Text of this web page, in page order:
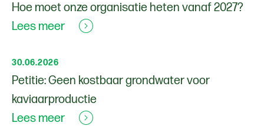
Hoe moet onze organisatie heten vanaf 2027?
Lees meer
30.06.2026
Petitie: Geen kostbaar grondwater voor
kaviaarproductie
Lees meer